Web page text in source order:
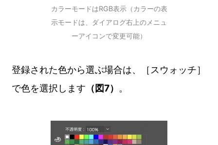
カラーモードはRGB表示（カラーの表
示モードは、ダイアログ右上のメニュ
ーアイコンで変更可能）
登録された色から選ぶ場合は、［スウォッチ］
で色を選択します （図7） 。